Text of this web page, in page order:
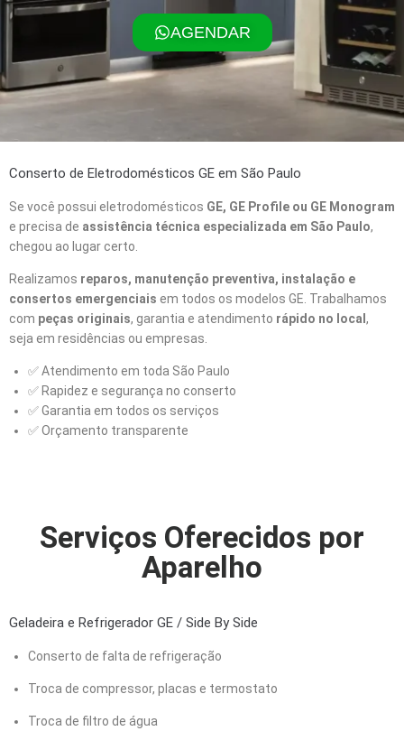
AGENDAR
Conserto de Eletrodomésticos GE em São Paulo
Se você possui eletrodomésticos GE, GE Profile ou GE Monogram
e precisa de assistência técnica especializada em São Paulo,
chegou ao lugar certo.
Realizamos reparos, manutenção preventiva, instalação e
consertos emergenciais em todos os modelos GE. Trabalhamos
com peças originais, garantia e atendimento rápido no local ,
seja em residências ou empresas.
✅ Atendimento em toda São Paulo
✅ Rapidez e segurança no conserto
✅ Garantia em todos os serviços
✅ Orçamento transparente
Serviços Oferecidos por
Aparelho
Geladeira e Refrigerador GE / Side By Side
Conserto de falta de refrigeração
Troca de compressor, placas e termostato
Troca de filtro de água